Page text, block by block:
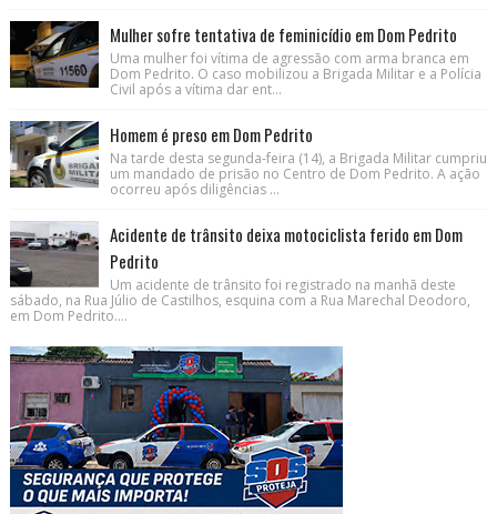
Mulher sofre tentativa de feminicídio em Dom Pedrito
Uma mulher foi vítima de agressão com arma branca em
Dom Pedrito. O caso mobilizou a Brigada Militar e a Polícia
Civil após a vítima dar ent...
Homem é preso em Dom Pedrito
Na tarde desta segunda-feira (14), a Brigada Militar cumpriu
um mandado de prisão no Centro de Dom Pedrito. A ação
ocorreu após diligências ...
Acidente de trânsito deixa motociclista ferido em Dom
Pedrito
Um acidente de trânsito foi registrado na manhã deste
sábado, na Rua Júlio de Castilhos, esquina com a Rua Marechal Deodoro,
em Dom Pedrito....